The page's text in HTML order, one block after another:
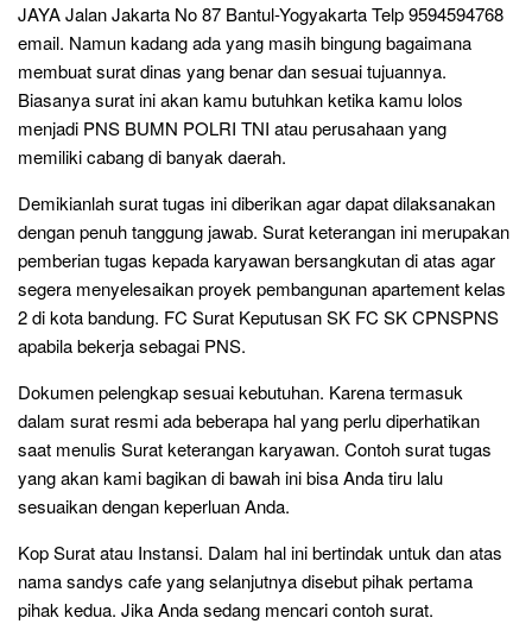
JAYA Jalan Jakarta No 87 Bantul-Yogyakarta Telp 9594594768
email. Namun kadang ada yang masih bingung bagaimana
membuat surat dinas yang benar dan sesuai tujuannya.
Biasanya surat ini akan kamu butuhkan ketika kamu lolos
menjadi PNS BUMN POLRI TNI atau perusahaan yang
memiliki cabang di banyak daerah.
Demikianlah surat tugas ini diberikan agar dapat dilaksanakan
dengan penuh tanggung jawab. Surat keterangan ini merupakan
pemberian tugas kepada karyawan bersangkutan di atas agar
segera menyelesaikan proyek pembangunan apartement kelas
2 di kota bandung. FC Surat Keputusan SK FC SK CPNSPNS
apabila bekerja sebagai PNS.
Dokumen pelengkap sesuai kebutuhan. Karena termasuk
dalam surat resmi ada beberapa hal yang perlu diperhatikan
saat menulis Surat keterangan karyawan. Contoh surat tugas
yang akan kami bagikan di bawah ini bisa Anda tiru lalu
sesuaikan dengan keperluan Anda.
Kop Surat atau Instansi. Dalam hal ini bertindak untuk dan atas
nama sandys cafe yang selanjutnya disebut pihak pertama
pihak kedua. Jika Anda sedang mencari contoh surat.